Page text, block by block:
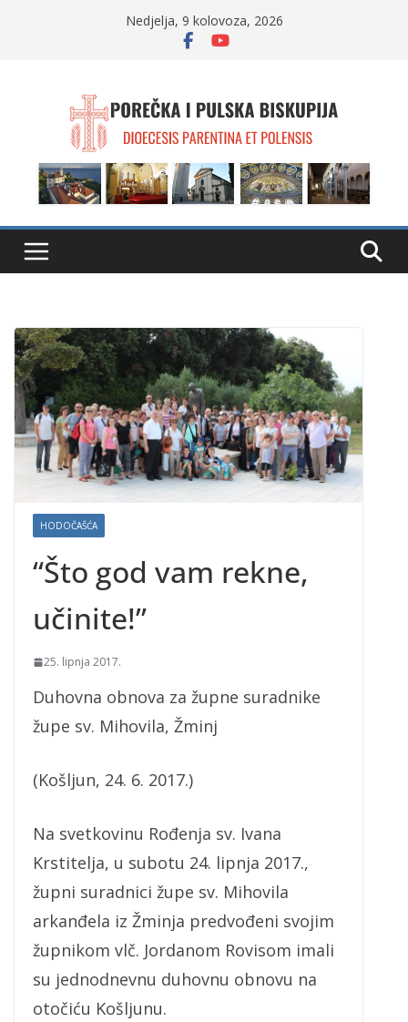
Nedjelja, 9 kolovoza, 2026
HODOČAŠĆA
“Što god vam rekne,
učinite!”
25. lipnja 2017.
Duhovna obnova za župne suradnike
župe sv. Mihovila, Žminj
(Košljun, 24. 6. 2017.)
Na svetkovinu Rođenja sv. Ivana
Krstitelja, u subotu 24. lipnja 2017.,
župni suradnici župe sv. Mihovila
arkanđela iz Žminja predvođeni svojim
župnikom vlč. Jordanom Rovisom imali
su jednodnevnu duhovnu obnovu na
otočiću Košljunu.